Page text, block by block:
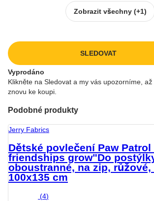
Zobrazit všechny (+1)
SLEDOVAT
Vyprodáno
Klikněte na Sledovat a my vás upozorníme,
znovu ke koupi.
Podobné produkty
Jerry Fabrics
Dětské povlečení Paw Patrol
friendships grow"Do
oboustranné, na zip, růžové,
100x135 cm
(4)